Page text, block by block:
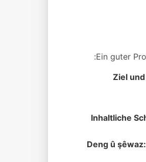
Ein guter
Ziel
Inhaltliche
Deng û şêwaz: